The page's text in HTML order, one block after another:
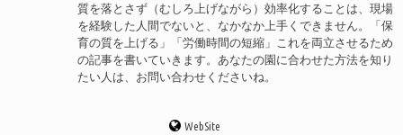
質を落とさず（むしろ上げながら）効率化することは、現場
を経験した人間でないと、なかなか上手くできません。「保
育の質を上げる」「労働時間の短縮」これを両立させるため
の記事を書いていきます。あなたの園に合わせた方法を知り
たい人は、お問い合わせくださいね。
WebSite